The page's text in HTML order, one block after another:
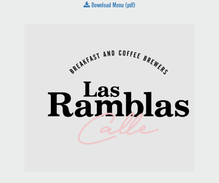
Download Menu (pdf)